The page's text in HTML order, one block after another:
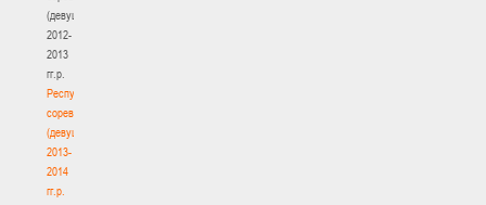
(девушки)
2012-
2013
гг.р.
Республиканские
соревнования
(девушки)
2013-
2014
гг.р.